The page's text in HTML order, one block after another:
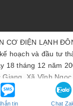
CƠ ĐIỆN LẠNH
hoạch và đầu tư
18 tháng 12 năm
Xã Vĩnh
Nam. Điện thoại:
tin Chat